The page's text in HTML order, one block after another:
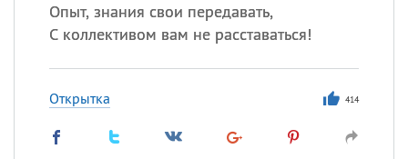
Опыт, знания свои передавать,
С коллективом вам не расставаться!
Открытка 414